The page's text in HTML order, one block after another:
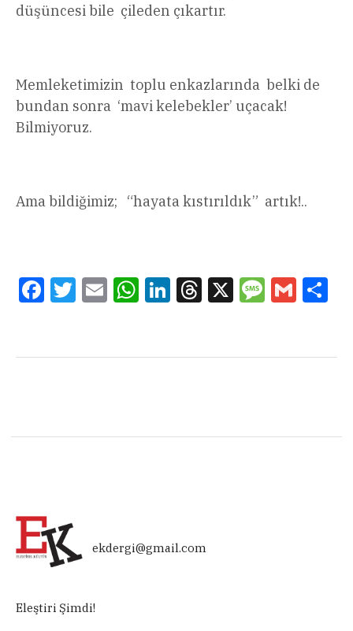
düşüncesi bile çileden çıkartır.
Memleketimizin toplu enkazlarında belki de
bundan sonra ‘mavi kelebekler’ uçacak!
Bilmiyoruz.
Ama bildiğimiz; “hayata kıstırıldık” artık!..
FacebookTwitterEmail WhatsAppLinkedInThreads
X Message
Gmail
ekdergi@gmail.com
Eleştiri Şimdi!